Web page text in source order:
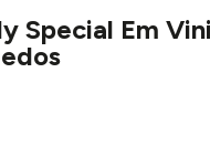
Special Em